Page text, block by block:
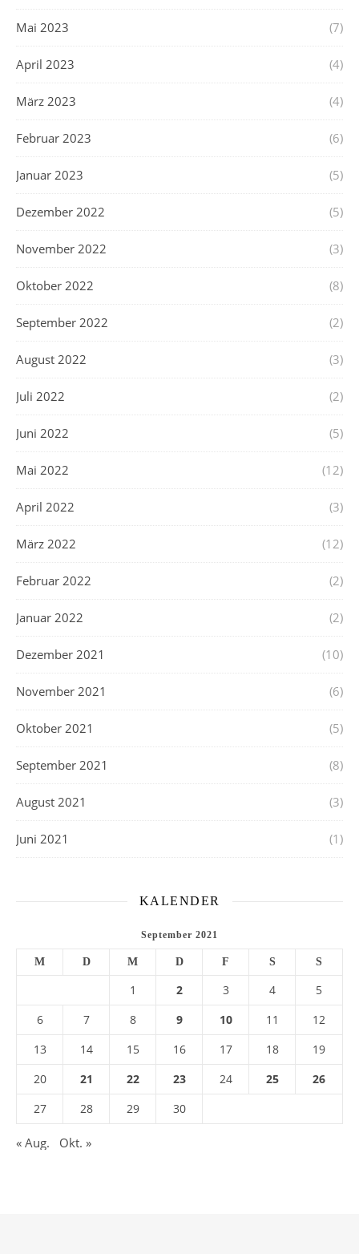
Mai 2023 (7)
April 2023 (4)
März 2023 (4)
Februar 2023 (6)
Januar 2023 (5)
Dezember 2022 (5)
November 2022 (3)
Oktober 2022 (8)
September 2022 (2)
August 2022 (3)
Juli 2022 (2)
Juni 2022 (5)
Mai 2022 (12)
April 2022 (3)
März 2022 (12)
Februar 2022 (2)
Januar 2022 (2)
Dezember 2021 (10)
November 2021 (6)
Oktober 2021 (5)
September 2021 (8)
August 2021 (3)
Juni 2021 (1)
KALENDER
September 2021
M D M D F S S
1 2 3 4
5
6
7 8 9 10 11
12
13
14 15 16 17 18
19
20
21 22 23 24 25
26
27
28 29 30
« Aug. Okt. »